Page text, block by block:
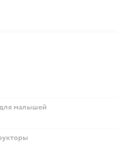
малышей